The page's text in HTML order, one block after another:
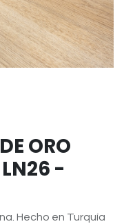
ORO
-
Hecho en Turquía